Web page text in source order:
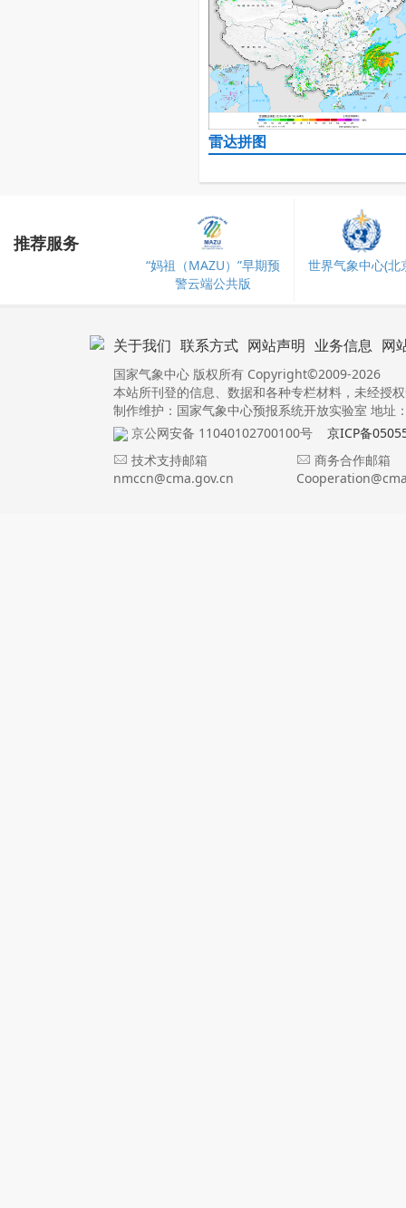
雷达拼图
推荐服务
“妈祖（MAZU）”早期预
警云端公共版
世界气象中心(北
关于我们 联系方式 网站声明 业务信息 网
国家气象中心 版权所有 Copyright©2009-2026
本站所刊登的信息、数据和各种专栏材料，未经授
制作维护：国家气象中心预报系统开放实验室 地址
京公网安备 11040102700100号
京ICP备
技术支持邮箱
nmccn@cma.gov.cn
商务合作邮箱